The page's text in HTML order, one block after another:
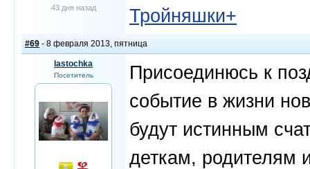
43 дня назад Тройняшки+
#69 - 8 февраля 2013, пятница
lastochka
Посетитель
Присоединюсь к
событие в жизни
будут истинным
деткам, родителям